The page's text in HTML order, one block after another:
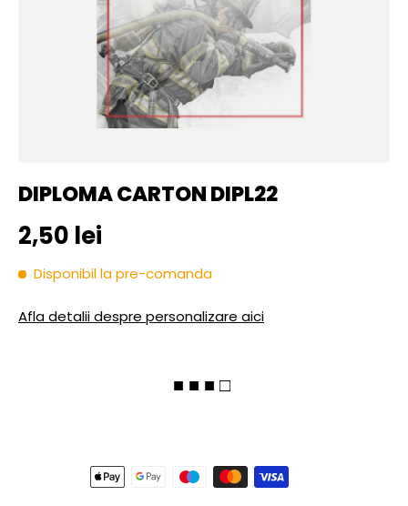
DIPLOMA CARTON DIPL22
Pret initial
2,50 lei
Disponibil la pre-comanda
Afla detalii despre personalizare aici
■ ■ ■ □